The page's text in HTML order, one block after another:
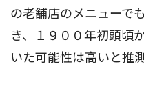
の老舗店のメニューで
き、１９００年初頭頃
いた可能性は高いと推